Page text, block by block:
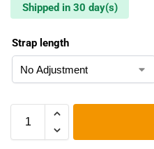
Shipped in 30 day(s)
Strap length